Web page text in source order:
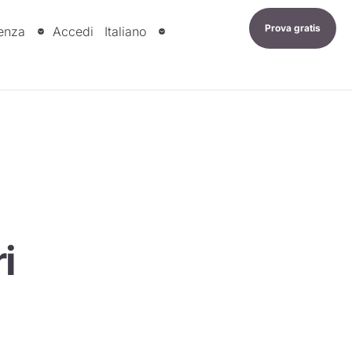
Accedi Italiano Prova gratis